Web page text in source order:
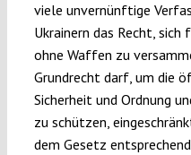
viele unvernünftige
Ukrainern das Recht, sich
ohne Waffen zu
Grundrecht darf, um die
Sicherheit und Ordnung
zu schützen,
dem Gesetz